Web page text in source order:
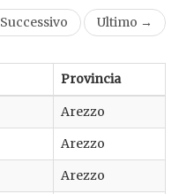
Successivo Ultimo →
Provincia
Arezzo
Arezzo
Arezzo